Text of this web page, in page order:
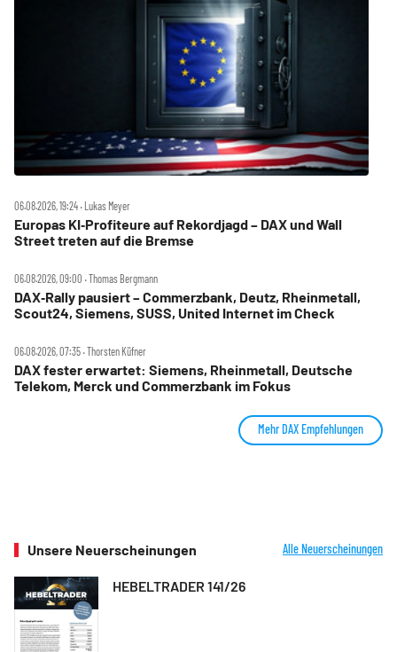
06.08.2026, 19:24 ‧ Lukas Meyer
Europas KI‑Profiteure auf Rekordjagd – DAX und Wall
Street treten auf die Bremse
06.08.2026, 09:00 ‧ Thomas Bergmann
DAX‑Rally pausiert – Commerzbank, Deutz, Rheinmetall,
Scout24, Siemens, SUSS, United Internet im Check
06.08.2026, 07:35 ‧ Thorsten Küfner
DAX fester erwartet: Siemens, Rheinmetall, Deutsche
Telekom, Merck und Commerzbank im Fokus
Mehr DAX Empfehlungen
Unsere Neuerscheinungen Alle Neuerscheinungen
HEBELTRADER 141/26